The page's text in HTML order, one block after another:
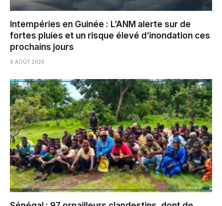
Intempéries en Guinée : L’ANM alerte sur de
fortes pluies et un risque élevé d’inondation ces
prochains jours
8 AOÛT 2026